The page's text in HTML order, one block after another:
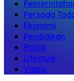
Persada
Ekonomi
Pendidikan
Politik
Lifestyle
Video